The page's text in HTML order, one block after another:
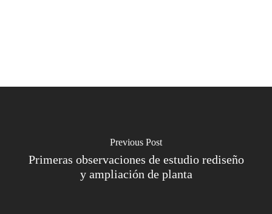
Previous Post
Primeras observaciones de estudio rediseño
y ampliación de planta